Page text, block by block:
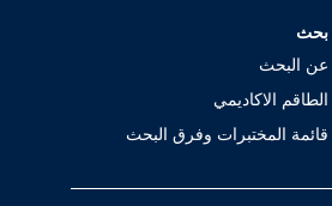
بحث
عن البحث
الطاقم الاكاديمي
قائمة المختبرات وفرق البحث